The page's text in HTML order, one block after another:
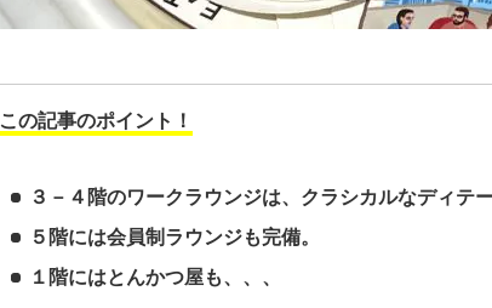
この記事のポイント！
３－４階のワークラウンジは、クラシカルなディテ
５階には会員制ラウンジも完備。
１階にはとんかつ屋も、、、